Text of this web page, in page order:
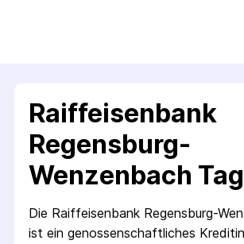
Raiffeisenbank
Regensburg-
Wenzenbach
Die Raiffeisenbank Regensburg-
ist ein genossenschaftliches